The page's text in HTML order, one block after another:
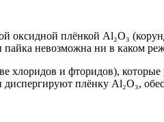
плёнкой Al₂O₃
невозможна ни в каком
и фторидов),
плёнку Al₂O₃,